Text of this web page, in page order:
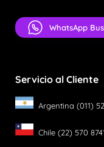
WhatsApp
Servicio al Cliente
Argentina (011)
Chile (22) 570